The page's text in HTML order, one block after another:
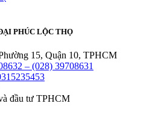
PHÚC LỘC THỌ
15, Quận 10, TPHCM
– (028) 39708631
đầu tư TPHCM